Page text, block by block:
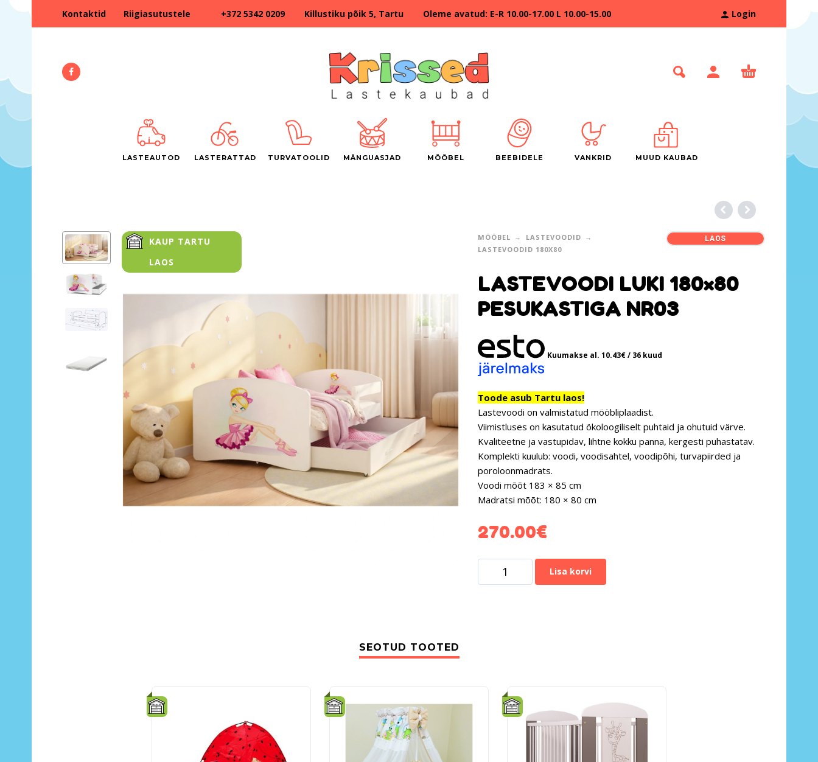
Kontaktid Riigiasutustele +372 5342 0209 Killustiku põik 5, Tartu Oleme avatud: E-R 10.00-17.00 L 10.00-15.00 Login
LASTEAUTOD LASTERATTAD TURVATOOLID MÄNGUASJAD MÖÖBEL BEEBIDELE VANKRID MUUD KAUBAD
KAUP TARTU
LAOS
MÖÖBEL
LASTEVOODID
LASTEVOODID 180X80
LAOS
LASTEVOODI LUKI 180×80
PESUKASTIGA NR03
Kuumakse al. 10.43€/ 36 kuud
Toode asub Tartu laos!
Lastevoodi on valmistatud mööbliplaadist.
Viimistluses on kasutatud ökoloogiliselt puhtaid ja ohutuid värve.
Kvaliteetne ja vastupidav, lihtne kokku panna, kergesti puhastatav.
Komplekti kuulub: voodi, voodisahtel, voodipõhi, turvapiirded ja
poroloonmadrats.
Voodi mõõt 183 × 85 cm
Madratsi mõõt: 180 × 80 cm
270.00€
Lisa korvi
SEOTUD TOOTED